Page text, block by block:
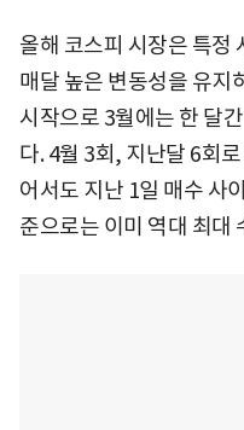
올해 코스피 시장은 특정
매달 높은 변동성을 유지
시작으로 3월에는 한 달
다. 4월 3회, 지난달 6회
어서도 지난 1일 매수 사
준으로는 이미 역대 최대